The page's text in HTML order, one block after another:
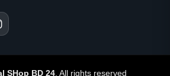
SHop BD 24. All rights reserved